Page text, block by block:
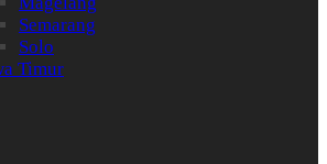
Semarang
Solo
Timur